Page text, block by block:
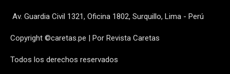
Av. Guardia Civil 1321, Oficina 1802, Surquillo, Lima - Perú
Copyright ©caretas.pe | Por Revista Caretas
Todos los derechos reservados